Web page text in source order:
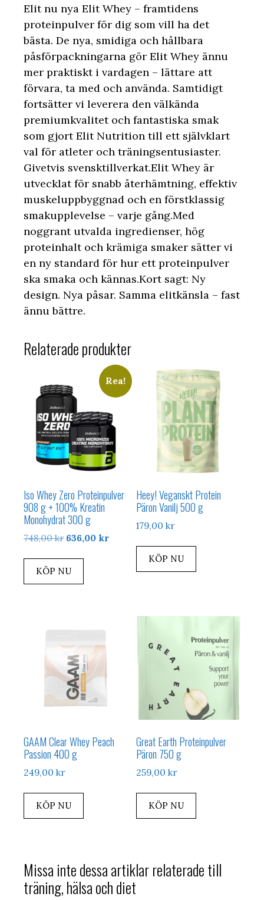
Elit nu nya Elit Whey – framtidens
proteinpulver för dig som vill ha det
bästa. De nya, smidiga och hållbara
påsförpackningarna gör Elit Whey ännu
mer praktiskt i vardagen – lättare att
förvara, ta med och använda. Samtidigt
fortsätter vi leverera den välkända
premiumkvalitet och fantastiska smak
som gjort Elit Nutrition till ett självklart
val för atleter och träningsentusiaster.
Givetvis svensktillverkat.Elit Whey är
utvecklat för snabb återhämtning, effektiv
muskeluppbyggnad och en förstklassig
smakupplevelse – varje gång.Med
noggrant utvalda ingredienser, hög
proteinhalt och krämiga smaker sätter vi
en ny standard för hur ett proteinpulver
ska smaka och kännas.Kort sagt: Ny
design. Nya påsar. Samma elitkänsla – fast
ännu bättre.
Relaterade produkter
Rea!
Iso Whey Zero Proteinpulver
908 g + 100% Kreatin
Monohydrat 300 g
748,00kr Det
var:
636,00 krDet
KÖP NU
Heey! Veganskt Protein
Päron Vanilj 500 g
179,00kr
KÖP NU
GAAM Clear Whey Peach
Passion 400 g
249,00 kr
KÖP NU
Great Earth Proteinpulver
Päron 750 g
259,00kr
KÖP NU
Missa inte dessa artiklar relaterade till
träning, hälsa och diet